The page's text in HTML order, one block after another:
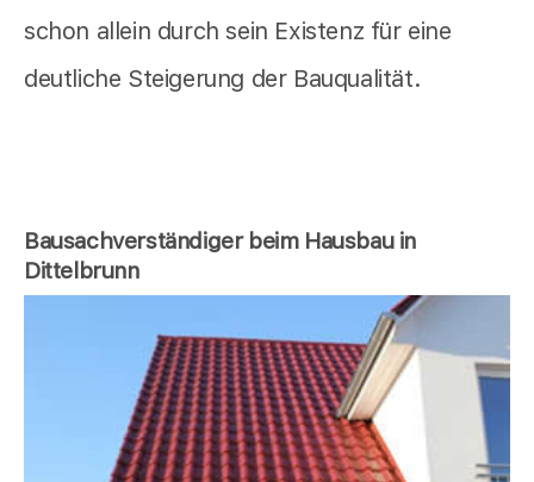
schon allein durch sein Existenz für eine
deutliche Steigerung der Bauqualität.
Bausachverständiger beim Hausbau in
Dittelbrunn